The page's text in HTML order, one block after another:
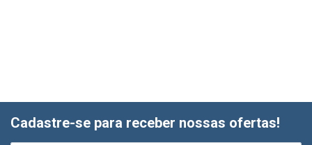
Cadastre-se para receber nossas ofertas!